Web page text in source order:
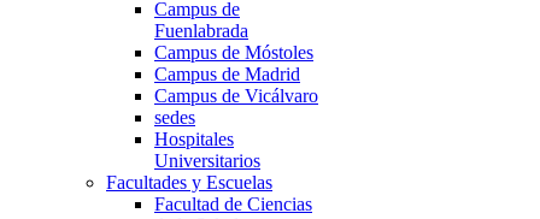
Campus de
Fuenlabrada
Campus de Móstoles
Campus de Madrid
Campus de Vicálvaro
sedes
Hospitales
Universitarios
Facultades y Escuelas
Facultad de Ciencias